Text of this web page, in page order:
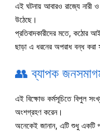
এই ঘটনায় আবারও রাজ্যে নারী
উঠেছে।
প্রতিবাদকারীদের মতে, কঠোর
ছাড়া এ ধরনের অপরাধ বন্ধ
👥 ব্যাপক
এই বিক্ষোভ কর্মসূচিতে বিপুল
অংশগ্রহণ করেন।
অনেকেই জানান, এটি শুধু একটি